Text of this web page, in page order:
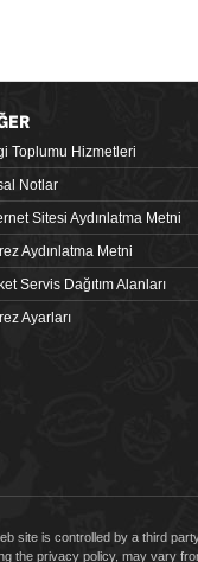
Toplumu Hizmetleri
Notlar
Sitesi Aydınlatma Metni
Aydınlatma Metni
Servis Dağıtım Alanları
Ayarları
site is controlled by a third
the privacy policy, may vary